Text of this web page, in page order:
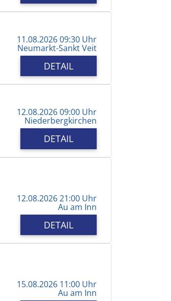
11.08.2026 09:30 Uhr
Neumarkt-Sankt Veit
DETAIL
12.08.2026 09:00 Uhr
Niederbergkirchen
DETAIL
12.08.2026 21:00 Uhr
Au am Inn
DETAIL
15.08.2026 11:00 Uhr
Au am Inn